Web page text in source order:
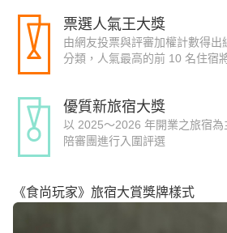
票選人氣王大獎
由網友投票與評審加權計數得出
分類，人氣最高的前 10 名住宿
優質新旅宿大獎
以 2025～2026 年開業之旅宿
陪審團進行入圍評選
《食尚玩家》旅宿大賞獎牌樣式